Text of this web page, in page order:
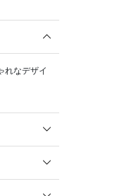
れなデザイ